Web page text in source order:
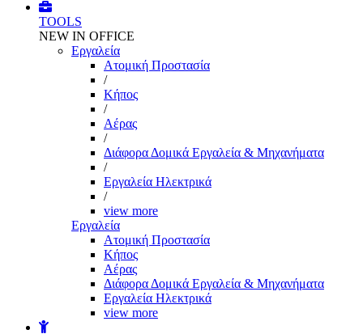
TOOLS
NEW IN OFFICE
Εργαλεία
Aτομική Προστασία
/
Kήπος
/
Αέρας
/
Διάφορα Δομικά Εργαλεία & Μηχανήματα
/
Εργαλεία Ηλεκτρικά
/
view more
Εργαλεία
Aτομική Προστασία
Kήπος
Αέρας
Διάφορα Δομικά Εργαλεία & Μηχανήματα
Εργαλεία Ηλεκτρικά
view more